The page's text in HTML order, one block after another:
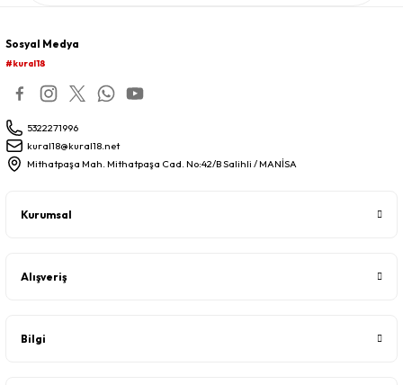
Sosyal Medya
#kural18
5322271996
kural18@kural18.net
Mithatpaşa Mah. Mithatpaşa Cad. No:42/B Salihli / MANİSA
Kurumsal
Alışveriş
Bilgi